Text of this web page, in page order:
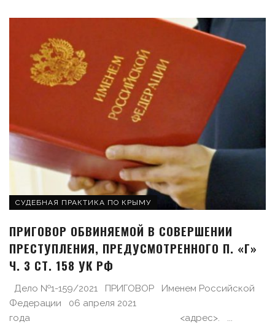
СУДЕБНАЯ ПРАКТИКА ПО КРЫМУ
ПРИГОВОР ОБВИНЯЕМОЙ В СОВЕРШЕНИИ
ПРЕСТУПЛЕНИЯ, ПРЕДУСМОТРЕННОГО П. «Г»
Ч. 3 СТ. 158 УК РФ
Дело №1-159/2021 ПРИГОВОР Именем Российской
Федерации 06 апреля 2021
года <адрес>. ...